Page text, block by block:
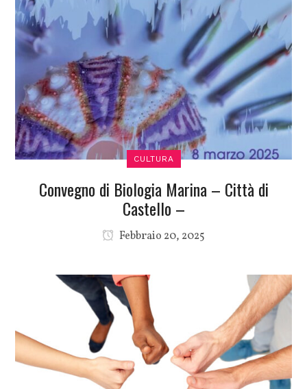
CULTURA
Convegno di Biologia Marina – Città di
Castello –
Febbraio 20, 2025